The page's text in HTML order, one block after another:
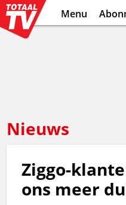
Menu
Nieuws
Ziggo-
ons meer